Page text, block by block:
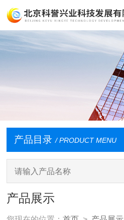
产品目录 / PRODUCT MENU
产品展示